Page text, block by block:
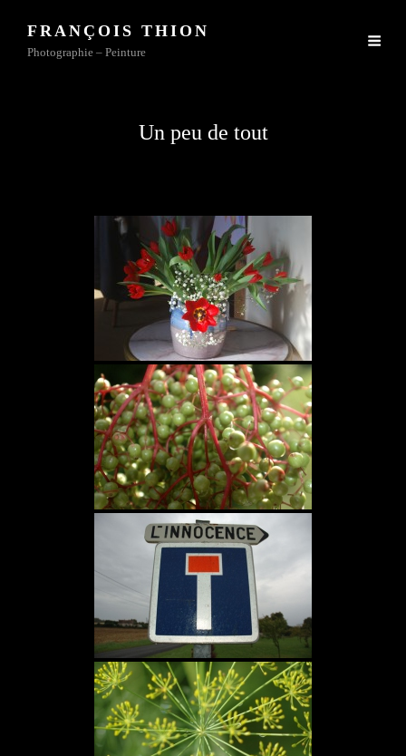
FRANÇOIS THION
Photographie – Peinture
Un peu de tout